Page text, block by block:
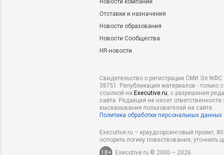
Новости компаний
Отставки и назначения
Новости образования
Новости Сообщества
HR-новости
Свидетельство о регистрации СМИ Эл NФС
38751. Републикация материалов - только
ссылкой на Executive.ru, с разрешения
сайта. Редакция не несет ответственности
высказывания пользователей на сайте.
Политика обработки персональных данных
Executive.ru – краудсорсинговый проект,
оспорить логику повествования,
18+
Executive.ru © 2000 – 2026.